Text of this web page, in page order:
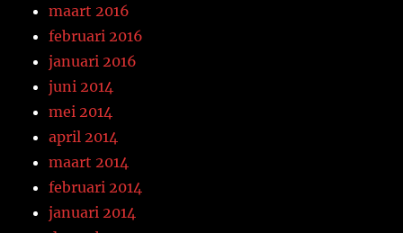
maart 2016
februari 2016
januari 2016
juni 2014
mei 2014
april 2014
maart 2014
februari 2014
januari 2014